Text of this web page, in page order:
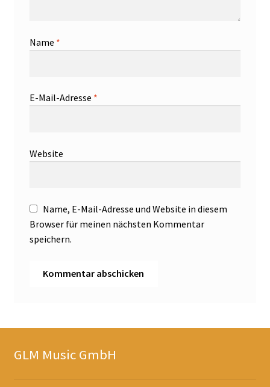
Name *
E-Mail-Adresse *
Website
Name, E-Mail-Adresse und Website in diesem
Browser für meinen nächsten Kommentar
speichern.
GLM Music GmbH